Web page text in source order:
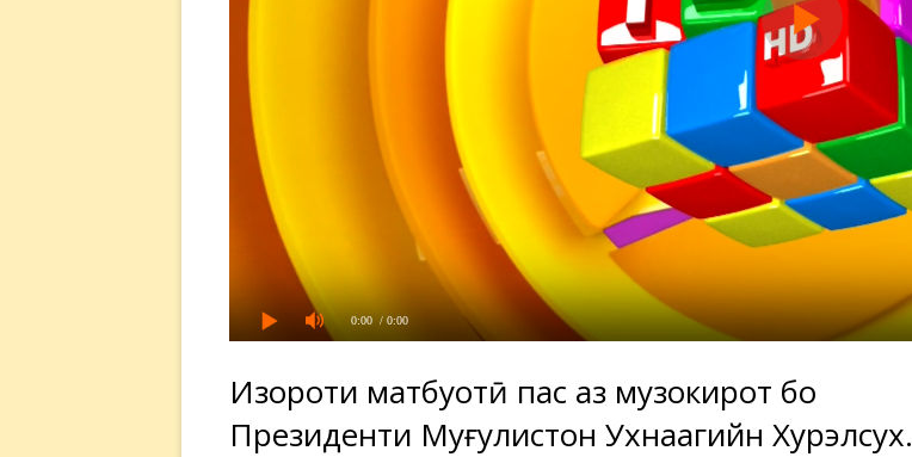
0:00 / 0:00
Изҳороти матбуотӣ пас аз музокирот бо
Президенти Муғулистон Ухнаагийн Хурэлсух.